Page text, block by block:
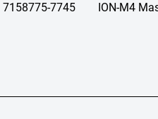
7158775-7745 ION-M4